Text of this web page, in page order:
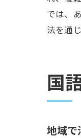
では、
法を通
国
地域で